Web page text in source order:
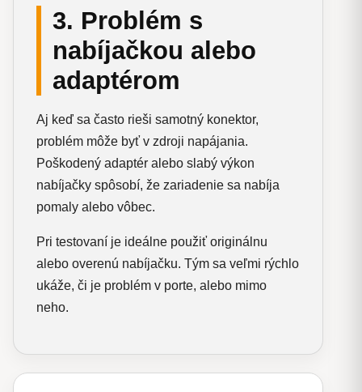
3. Problém s
nabíjačkou alebo
adaptérom
Aj keď sa často rieši samotný konektor,
problém môže byť v zdroji napájania.
Poškodený adaptér alebo slabý výkon
nabíjačky spôsobí, že zariadenie sa nabíja
pomaly alebo vôbec.
Pri testovaní je ideálne použiť originálnu
alebo overenú nabíjačku. Tým sa veľmi rýchlo
ukáže, či je problém v porte, alebo mimo
neho.